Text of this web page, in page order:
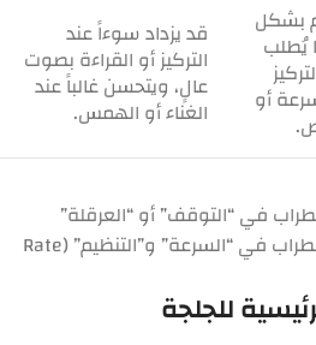
بشكل
يُطلب
أو
قد يزداد سوءاً عند
التركيز أو القراءة بصوت
عالٍ، ويتحسن غالباً عند
الغناء أو الهمس.
في “التوقف” أو “العرقلة”
(Block)، بينما اللجلجة هي اضطراب في “السرعة” و”التنظيم” (Rate
للجلجة